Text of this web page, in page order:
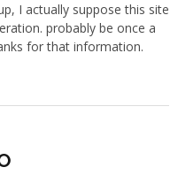
I actually suppose this site
probably be once a
for that information.